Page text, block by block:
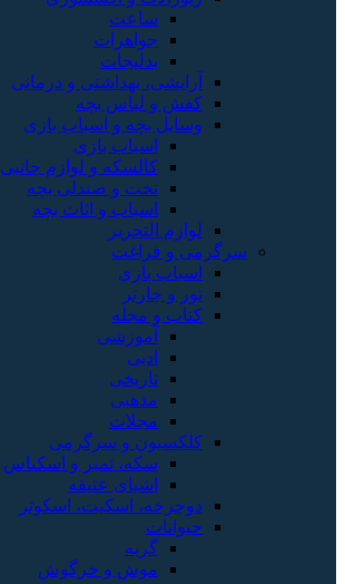
ساعت
جواهرات
بدلیجات
آرایشی، بهداشتی و درمانی
کفش و لباس بچه
وسایل بچه و اسباب بازی
اسباب بازی
کالسکه و لوازم جانبی
تخت و صندلی بچه
اسباب و اثاث بچه
لوازم التحریر
سرگرمی و فراغت
اسباب‌ بازی
تور و چارتر
کتاب و مجله
آموزشی
ادبی
تاریخی
مذهبی
مجلات
کلکسیون و سرگرمی
سکه، تمبر و اسکناس
اشیای عتیقه
دوچرخه، اسکیت، اسکوتر
حیوانات
گربه
موش و خرگوش